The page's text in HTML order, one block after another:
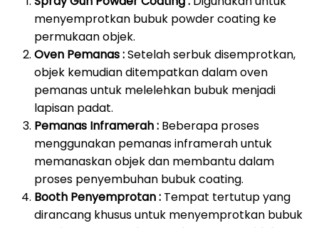
menyemprotkan bubuk powder coating ke
permukaan objek.
Oven Pemanas :Setelah serbuk disemprotkan,
objek kemudian ditempatkan dalam oven
pemanas untuk melelehkan bubuk menjadi
lapisan padat.
Pemanas Inframerah : Beberapa proses
menggunakan pemanas inframerah untuk
memanaskan objek dan membantu dalam
proses penyembuhan bubuk coating.
Booth Penyemprotan : Tempat tertutup yang
dirancang khusus untuk menyemprotkan bubuk